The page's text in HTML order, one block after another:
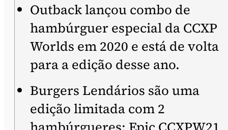
Outback lançou combo de
hambúrguer especial da CCXP
Worlds em 2020 e está de volta
para a edição desse ano.
Burgers Lendários são uma
edição limitada com 2